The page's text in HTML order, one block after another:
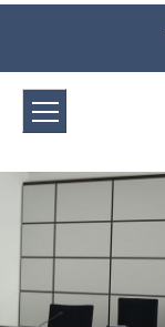
Direkt zum Inhalt
Leichte
und